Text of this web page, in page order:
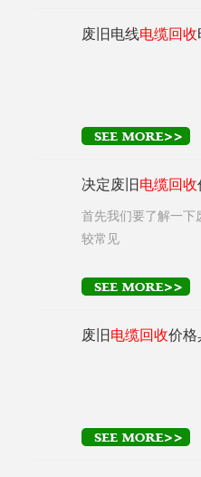
废旧电线电缆回收
回收各废旧电">
废旧电缆线回收各
严重的雾霾天气再
决定废旧 电缆回收
首先我们要了解一下
较常见
废旧 电缆回收价格